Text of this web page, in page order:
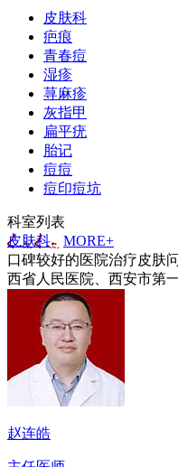
皮肤科
疤痕
青春痘
湿疹
荨麻疹
灰指甲
扁平疣
胎记
痘痘
痘印痘坑
科室列表
皮肤科
MORE+
口碑较好的医院治疗皮肤
西省人民医院、西安市第
赵连皓